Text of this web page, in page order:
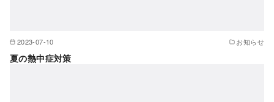
2023-07-10 お知らせ
夏の熱中症対策